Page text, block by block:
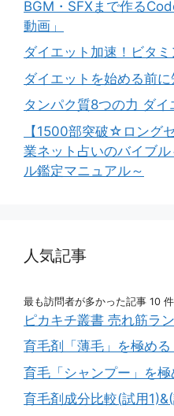
BGM・SFXまで作る
動画」
ダイエット加速！ビタ
ダイエットを始める前
タンパク質8つの力 ダ
【1500部突破☆ロング
業ネット占いのバイブ
ル鑑定マニュアル～
人気記事
最も訪問者が多かった記事 10
ピカキチ叢書 売れ筋ラ
育毛剤「薄毛」を極める
育毛「シャンプー」を極
育毛剤成分比較(試用